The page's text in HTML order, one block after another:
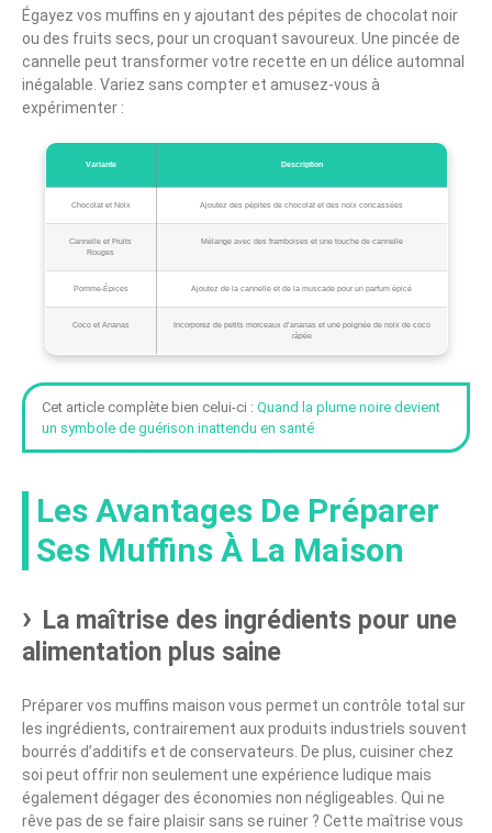
Égayez vos muffins en y ajoutant des pépites de chocolat noir
ou des fruits secs, pour un croquant savoureux. Une pincée de
cannelle peut transformer votre recette en un délice automnal
inégalable. Variez sans compter et amusez-vous à
expérimenter :
Variante Description
Chocolat et Noix Ajoutez des pépites de chocolat et des noix concassées
Cannelle et Fruits
Rouges
Mélange avec des framboises et une touche de cannelle
Pomme-Épices Ajoutez de la cannelle et de la muscade pour un parfum épicé
Coco et Ananas
Incorporez de petits morceaux d’ananas et une poignée de noix de coco
râpée
Cet article complète bien celui-ci : Quand la plume noire devient
un symbole de guérison inattendu en santé
Les Avantages De Préparer
Ses Muffins À La Maison
La maîtrise des ingrédients pour une
alimentation plus saine
Préparer vos muffins maison vous permet un contrôle total sur
les ingrédients, contrairement aux produits industriels souvent
bourrés d’additifs et de conservateurs. De plus, cuisiner chez
soi peut offrir non seulement une expérience ludique mais
également dégager des économies non négligeables. Qui ne
rêve pas de se faire plaisir sans se ruiner ? Cette maîtrise vous